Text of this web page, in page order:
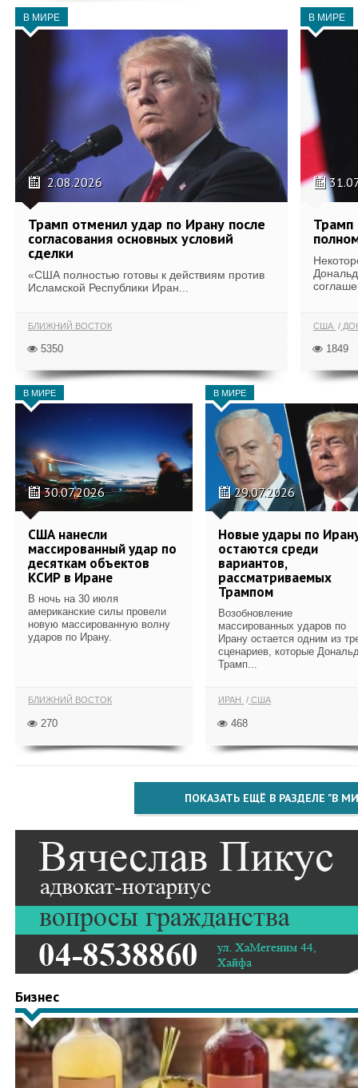
В МИРЕ
2.08.2026
Трамп отменил удар по Ирану после
согласования основных условий
сделки
«США полностью готовы к действиям против
Исламской Республики Иран...
БЛИЖНИЙ ВОСТОК
5350
В МИРЕ
Трамп
США
1849
В МИРЕ
30.07.2026
США нанесли
массированный удар по
десяткам объектов
КСИР в Иране
В ночь на 30 июля
американские силы провели
новую массированную волну
ударов по Ирану.
БЛИЖНИЙ ВОСТОК
270
В МИРЕ
29.07.2026
Новые удары по
остаются среди
вариантов,
рассматриваемых
Трампом
Возобновление
массированных ударов по
Ирану остается одним из
сценариев, которые
Трамп...
ИРАН США
468
ПОКАЗАТЬ ЕЩЁ В РАЗДЕЛЕ "В
Бизнес